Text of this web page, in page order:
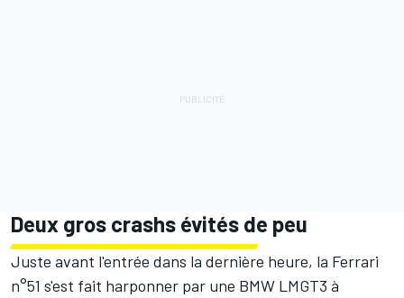
Deux gros crashs évités de peu
Juste avant l'entrée dans la dernière heure, la Ferrari
n°51 s'est fait harponner par une BMW LMGT3 à